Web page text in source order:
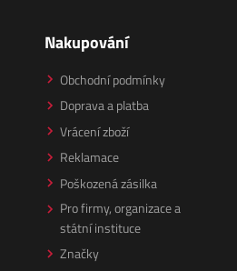
Nakupování
Obchodní podmínky
Doprava a platba
Vrácení zboží
Reklamace
Poškozená zásilka
Pro firmy, organizace a
státní instituce
Značky